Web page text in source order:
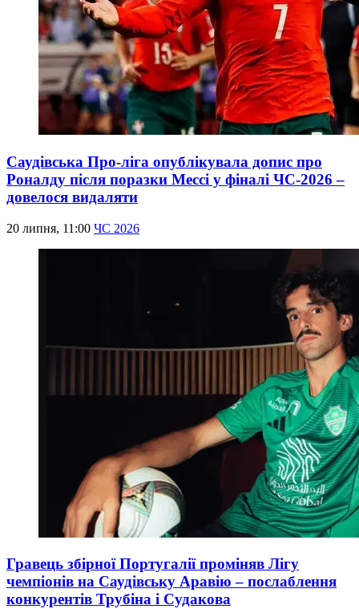
Саудівська Про-ліга опублікувала допис про
Роналду після поразки Мессі у фіналі ЧС-2026 –
довелося видаляти
20 липня, 11:00 ЧС 2026
Гравець збірної Португалії проміняв Лігу
чемпіонів на Саудівську Аравію – послаблення
конкурентів Трубіна і Судакова